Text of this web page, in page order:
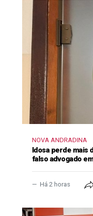
NOVA ANDRADINA
Idosa perde mais
falso advogado
Há 2 horas